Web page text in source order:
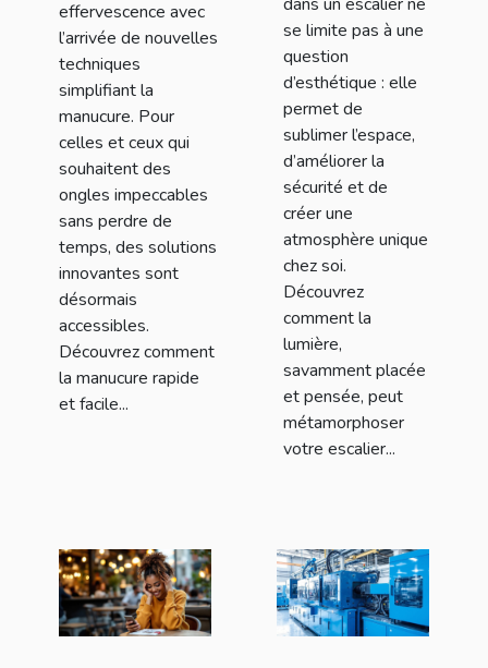
effervescence avec
l’arrivée de nouvelles
techniques
simplifiant la
manucure. Pour
celles et ceux qui
souhaitent des
ongles impeccables
sans perdre de
temps, des solutions
innovantes sont
désormais
accessibles.
Découvrez comment
la manucure rapide
et facile...
se limite pas à une
question
d’esthétique : elle
permet de
sublimer l’espace,
d’améliorer la
sécurité et de
créer une
atmosphère unique
chez soi.
Découvrez
comment la
lumière,
savamment placée
et pensée, peut
métamorphoser
votre escalier...